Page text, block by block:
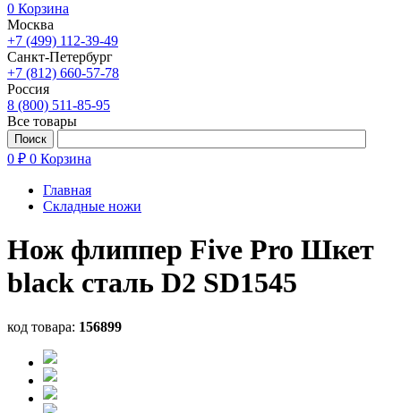
0 Корзина
Москва
+7 (499) 112-39-49
Санкт-Петербург
+7 (812) 660-57-78
Россия
8 (800) 511-85-95
Все товары
0 ₽ 0 Корзина
Главная
Складные ножи
Нож флиппер Five Pro Шкет
black сталь D2 SD1545
код товара: 156899